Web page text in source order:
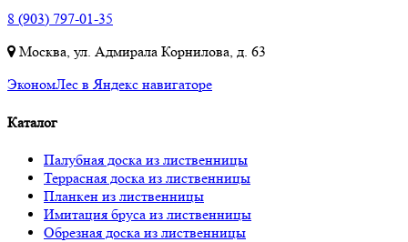
8 (903) 797-01-35
Москва, ул. Адмирала Корнилова, д. 63
ЭкономЛес в Яндекс навигаторе
Каталог
Палубная доска из лиственницы
Террасная доска из лиственницы
Планкен из лиственницы
Имитация бруса из лиственницы
Обрезная доска из лиственницы